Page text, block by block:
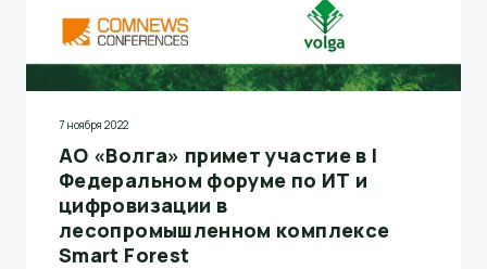
7 ноября 2022
АО «Волга» примет участие в I
Федеральном форуме по ИТ и
цифровизации в
лесопромышленном комплексе
Smart Forest